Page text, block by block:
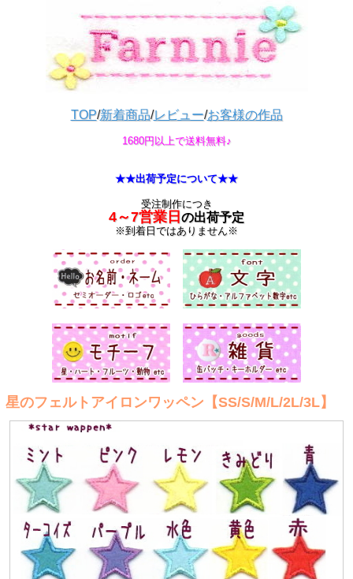
TOP/新着商品/レビュー/お客様の作品
1680円以上で送料無料♪
★★出荷予定について★★
受注制作につき
4～7営業日 の出荷予定
※到着日ではありません※
星のフェルトアイロンワッペン【SS/S/M/L/2L/3L】